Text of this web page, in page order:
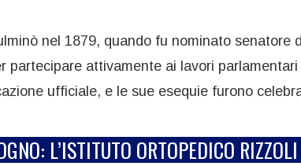
nel 1879, quando fu nominato senatore
partecipare attivamente ai lavori
ufficiale, e le sue esequie furono
L’ISTITUTO ORTOPEDICO RIZZOLI